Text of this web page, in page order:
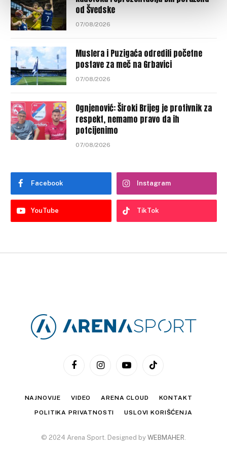
od Švedske
07/08/2026
Muslera i Puzigaća odredili početne
postave za meč na Grbavici
07/08/2026
Ognjenović: Široki Brijeg je protivnik za
respekt, nemamo pravo da ih
potcijenimo
07/08/2026
Facebook Instagram
YouTube TikTok
FacebookInstagramYouTubeTikTok
NAJNOVIJE VIDEO ARENA CLOUD KONTAKT
POLITIKA PRIVATNOSTI USLOVI KORIŠĆENJA
© 2024 Arena Sport. Designed by WEBMAHER